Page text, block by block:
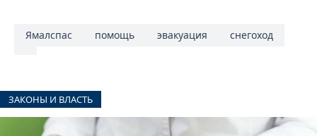
Ямалспас помощь эвакуация снегоход
ЗАКОНЫ И ВЛАСТЬ